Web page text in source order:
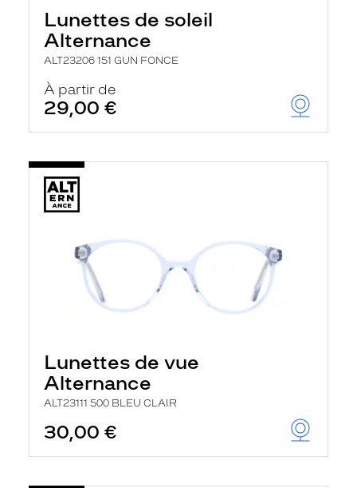
Lunettes de soleil
Alternance
ALT23206 151 GUN FONCE
À partir de
29,00 €
Lunettes de vue
Alternance
ALT23111 500 BLEU CLAIR
30,00 €